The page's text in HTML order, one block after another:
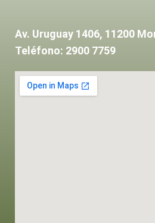
Av. Uruguay 1406, 11200
Teléfono: 2900 7759